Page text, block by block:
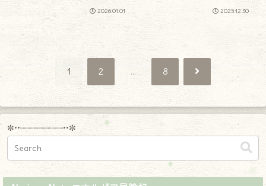
2026.01.01 2025.12.30
1 2 … 8 次
へ
✼••┈┈┈┈┈┈┈┈┈••✼